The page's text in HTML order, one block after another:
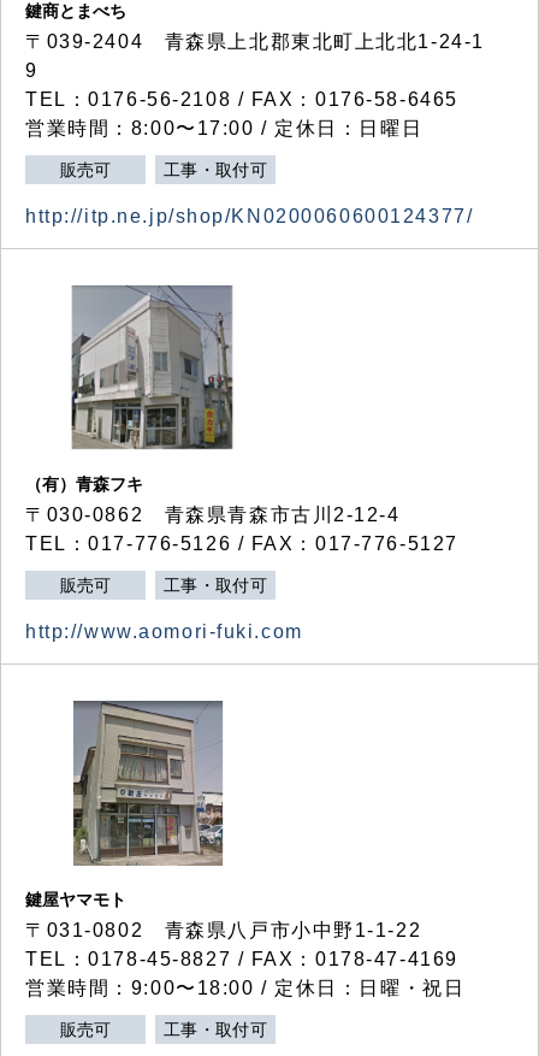
鍵商とまべち
〒039-2404 青森県上北郡東北町上北北1-24-1
9
TEL：0176-56-2108 / FAX：0176-58-6465
営業時間：8:00〜17:00 / 定休日：日曜日
販売可 工事・取付可
http://itp.ne.jp/shop/KN0200060600124377/
（有）青森フキ
〒030-0862 青森県青森市古川2-12-4
TEL：017-776-5126 / FAX：017-776-5127
販売可 工事・取付可
http://www.aomori-fuki.com
鍵屋ヤマモト
〒031-0802 青森県八戸市小中野1-1-22
TEL：0178-45-8827 / FAX：0178-47-4169
営業時間：9:00〜18:00 / 定休日：日曜・祝日
販売可 工事・取付可